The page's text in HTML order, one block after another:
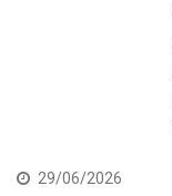
29/06/2026